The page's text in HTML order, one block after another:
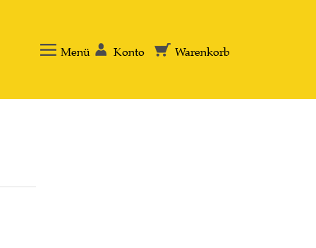
Menü Konto Warenkorb